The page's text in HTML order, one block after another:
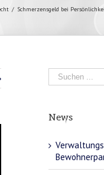
/ Schmerzensgeld bei
News